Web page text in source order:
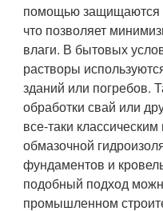
помощью защищаются
что позволяет
влаги. В бытовых
растворы
зданий или погребов.
обработки свай или
все-таки
обмазочной
фундаментов и
подобный подход
промышленном